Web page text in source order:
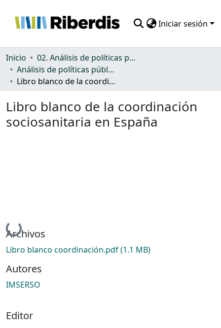
Iniciar sesión
Comunidades
Todo DSpace
Inicio
02. Análisis de políticas públicas y normativa sobre discapacidad
Análisis de políticas públicas y normativa sobre discapacidad
Libro blanco de la coordinación sociosanitaria en España
Libro blanco de la coordinación
sociosanitaria en España
Cargando...
Archivos
Libro blanco coordinación.pdf(1.1 MB)
Autores
IMSERSO
Editor